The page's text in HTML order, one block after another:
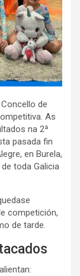
de
As
na 2ª
pasada fin
en Burela,
toda Galicia
competición,
de tarde.